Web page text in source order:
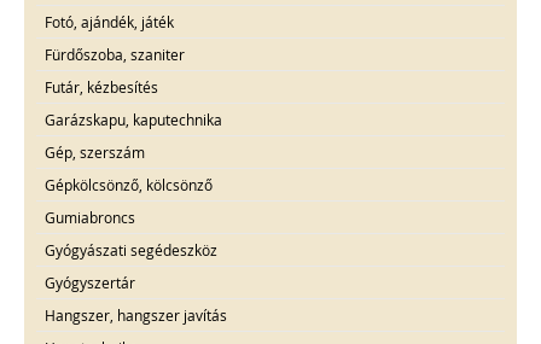
Fotó, ajándék, játék
Fürdőszoba, szaniter
Futár, kézbesítés
Garázskapu, kaputechnika
Gép, szerszám
Gépkölcsönző, kölcsönző
Gumiabroncs
Gyógyászati segédeszköz
Gyógyszertár
Hangszer, hangszer javítás